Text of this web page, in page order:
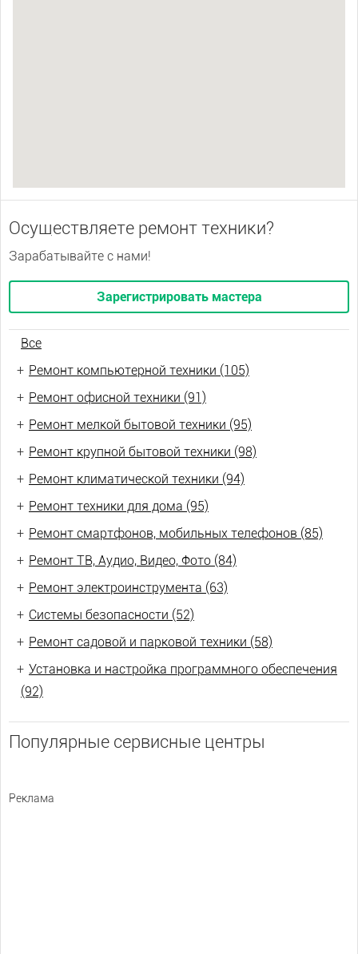
Осуществляете ремонт техники?
Зарабатывайте с нами!
Зарегистрировать мастера
Все
+ Ремонт компьютерной техники (105)
+ Ремонт офисной техники (91)
+ Ремонт мелкой бытовой техники (95)
+ Ремонт крупной бытовой техники (98)
+ Ремонт климатической техники (94)
+ Ремонт техники для дома (95)
+ Ремонт смартфонов, мобильных телефонов (85)
+ Ремонт ТВ, Аудио, Видео, Фото (84)
+ Ремонт электроинструмента (63)
+ Системы безопасности (52)
+ Ремонт садовой и парковой техники (58)
+ Установка и настройка программного обеспечения
(92)
Популярные сервисные центры
Реклама